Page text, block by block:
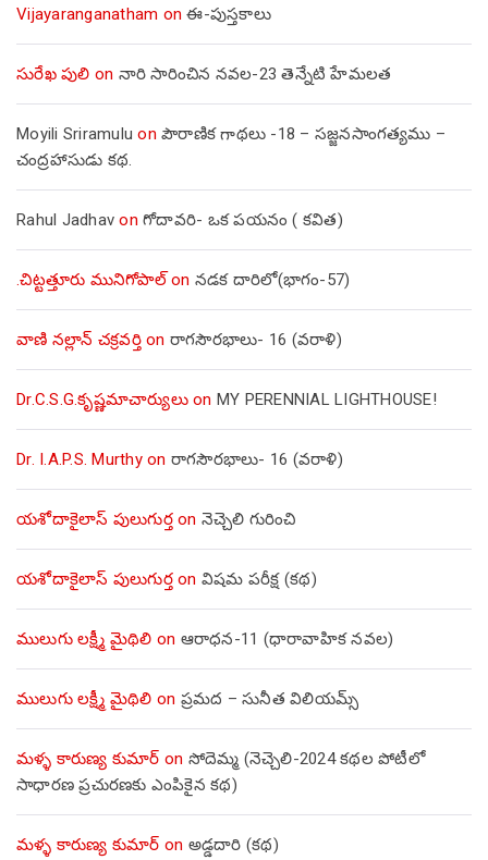
Vijayaranganatham onఈ-పుస్తకాలు
సురేఖ పులి on నారి సారించిన నవల-23 తెన్నేటి హేమలత
Moyili Sriramulu on పౌరాణిక గాథలు -18 – సజ్జనసాంగత్యము –
చంద్రహాసుడు కథ.
Rahul Jadhav on గోదావరి- ఒక పయనం ( కవిత)
.చిట్టత్తూరు మునిగోపాల్on నడక దారిలో(భాగం-57)
వాణి నల్లాన్ చక్రవర్తిon రాగసౌరభాలు- 16 (వరాళి)
Dr.C.S.G.కృష్ణమాచార్యులుon MY PERENNIAL LIGHTHOUSE!
Dr. I.A.P.S. Murthyon రాగసౌరభాలు- 16 (వరాళి)
యశోదాకైలాస్ పులుగుర్తon నెచ్చెలి గురించి
యశోదాకైలాస్ పులుగుర్తon విషమ పరీక్ష (క‌థ‌)
ములుగు లక్ష్మీ మైథిలి on ఆరాధన-11 (ధారావాహిక నవల)
ములుగు లక్ష్మీ మైథిలి on ప్రమద – సునీత విలియమ్స్
మళ్ళ కారుణ్య కుమార్ on సోదెమ్మ (నెచ్చెలి-2024 కథల పోటీలో
సాధారణ ప్రచురణకు ఎంపికైన కథ)
మళ్ళ కారుణ్య కుమార్ on అడ్డదారి (కథ)